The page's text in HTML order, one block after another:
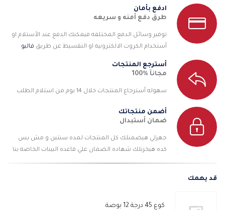
ادفع بأمان
طرق دفع أمنه و سريعه
توفير وسائل الدفع المختلفه فيمكنك الدفع عند الأستلام او
أستخدام الكروت الالكترونيه او التقسيط عن طريق فاليو
أسترجع المنتجات
مجانآ %100
سهوله أسترجاع المنتجات خلال 14 يوم من استلام الطلب
أضمن منتجاتك
ضمان أستبدال
جهزلي هيضمنلك كل المنتجات لمده سنتين و مش بس
كده هيخزنلك شهاده الضمان علي قاعده البينات الخاصه بنا
قد يهمك
كوع 45 درجة 12 بوصة